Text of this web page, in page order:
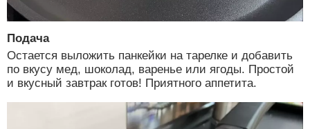
Подача
Остается выложить панкейки на тарелке и добавить
по вкусу мед, шоколад, варенье или ягоды. Простой
и вкусный завтрак готов! Приятного аппетита.